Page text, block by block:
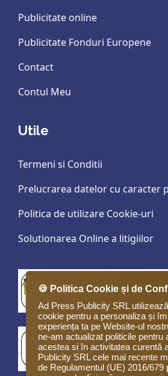
Publicitate online
Publicitate Fonduri Europene
Contact
Contul Meu
Utile
Termeni si Conditii
Prelucrarea datelor cu caracter
Politica de utilizare Cookie-uri
Solutionarea Online a litigiilor
🍪 Politica Cookie și de
Ad Press Publicity SRL
cookie pentru a personaliza și
experiența ta pe Website-ul
ne-am actualizat politicile pentru
acestea si în activitatea curentă
Publicity SRL cele mai recente
de Regulamentul (UE) 2016/679